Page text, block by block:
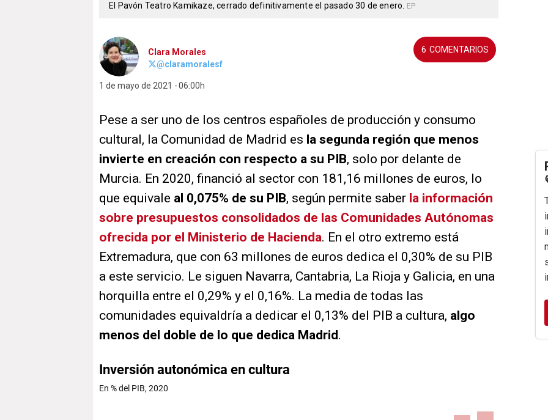
El Pavón Teatro Kamikaze, cerrado definitivamente el pasado 30 de enero. EP
Clara Morales
@claramoralesf
1 de mayo de 2021 06:00h
6
Pese a ser uno de los centros españoles de producción y consumo
cultural, la Comunidad de Madrid es la segunda región que menos
invierte en creación con respecto a su PIB, solo por delante de
Murcia. En 2020, financió al sector con 181,16 millones de euros, lo
que equivale al 0,075% de su PIB, según permite saber la información
sobre presupuestos consolidados de las Comunidades Autónomas
ofrecida por el Ministerio de Hacienda. En el otro extremo está
Extremadura, que con 63 millones de euros dedica el 0,30% de su PIB
a este servicio. Le siguen Navarra, Cantabria, La Rioja y Galicia, en una
horquilla entre el 0,29% y el 0,16%. La media de todas las
comunidades equivaldría a dedicar el 0,13% del PIB a cultura, algo
menos del doble de lo que dedica Madrid.